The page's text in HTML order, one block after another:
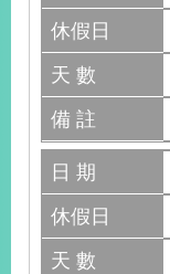
休假日
天 數
備 註
日 期
休假日
天 數